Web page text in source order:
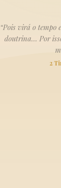
“Pois virá o tempo
doutrina… Por
2